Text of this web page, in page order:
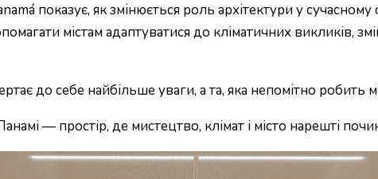
показує, як змінюється роль архітектури у сучасному
містам адаптуватися до кліматичних викликів,
до себе найбільше уваги, а та, яка непомітно
— простір, де мистецтво, клімат і місто нарешті